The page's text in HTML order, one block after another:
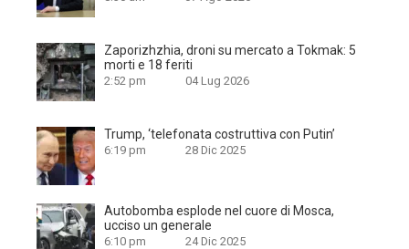
Zaporizhzhia, droni su mercato a Tokmak: 5
morti e 18 feriti
2:52 pm 04 Lug 2026
Trump, ‘telefonata costruttiva con Putin’
6:19 pm 28 Dic 2025
Autobomba esplode nel cuore di Mosca,
ucciso un generale
6:10 pm 24 Dic 2025